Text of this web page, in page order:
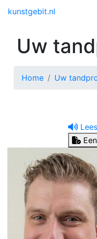
kunstgebit.nl
Uw
Home Uw